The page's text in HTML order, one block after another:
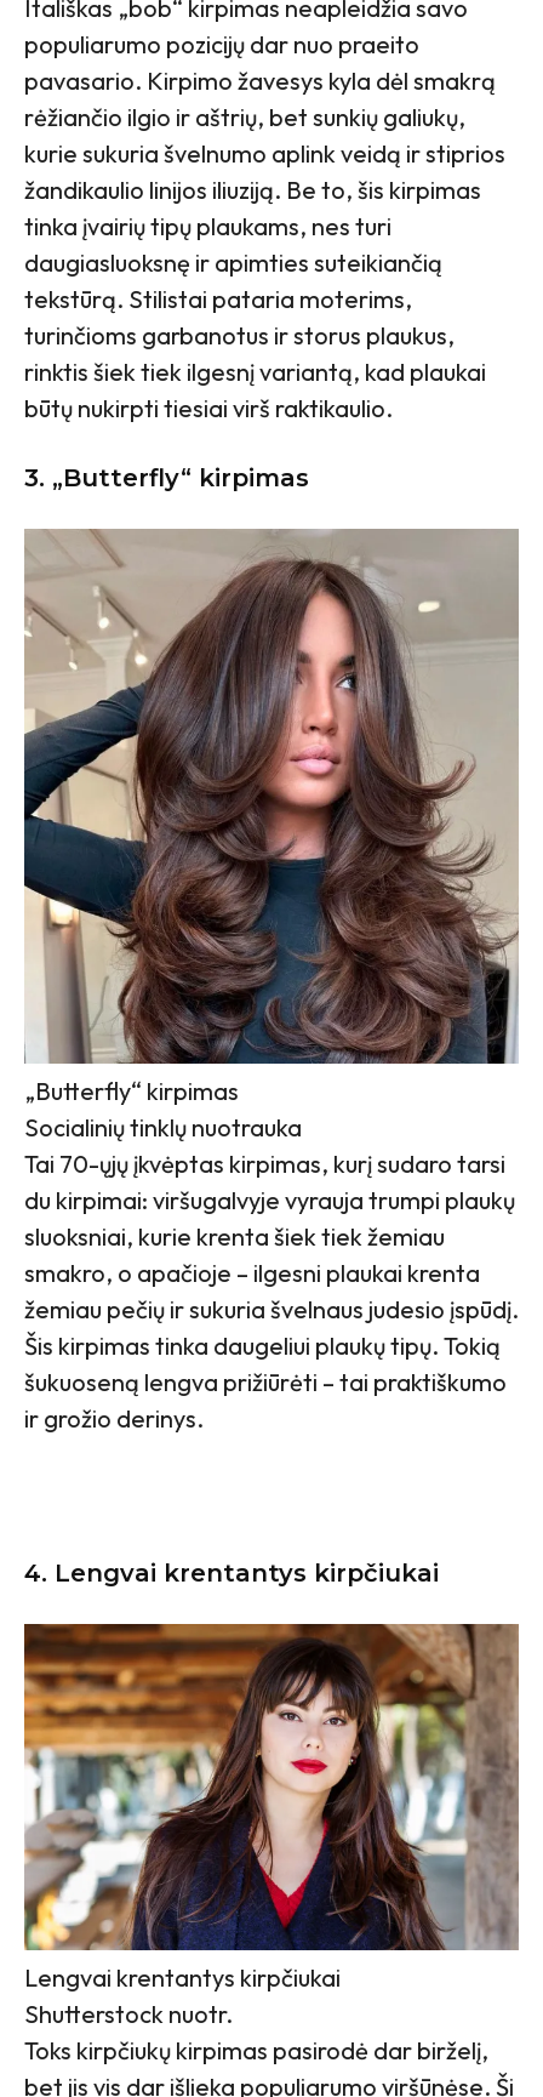
Itališkas „bob“ kirpimas neapleidžia savo
populiarumo pozicijų dar nuo praeito
pavasario. Kirpimo žavesys kyla dėl smakrą
rėžiančio ilgio ir aštrių, bet sunkių galiukų,
kurie sukuria švelnumo aplink veidą ir stiprios
žandikaulio linijos iliuziją. Be to, šis kirpimas
tinka įvairių tipų plaukams, nes turi
daugiasluoksnę ir apimties suteikiančią
tekstūrą. Stilistai pataria moterims,
turinčioms garbanotus ir storus plaukus,
rinktis šiek tiek ilgesnį variantą, kad plaukai
būtų nukirpti tiesiai virš raktikaulio.
3. „Butterfly“ kirpimas
„Butterfly“ kirpimas
Socialinių tinklų nuotrauka
Tai 70-ųjų įkvėptas kirpimas, kurį sudaro tarsi
du kirpimai: viršugalvyje vyrauja trumpi plaukų
sluoksniai, kurie krenta šiek tiek žemiau
smakro, o apačioje – ilgesni plaukai krenta
žemiau pečių ir sukuria švelnaus judesio įspūdį.
Šis kirpimas tinka daugeliui plaukų tipų. Tokią
šukuoseną lengva prižiūrėti – tai praktiškumo
ir grožio derinys.
4. Lengvai krentantys kirpčiukai
Lengvai krentantys kirpčiukai
Shutterstock nuotr.
Toks kirpčiukų kirpimas pasirodė dar birželį,
bet jis vis dar išlieka populiarumo viršūnėse. Ši